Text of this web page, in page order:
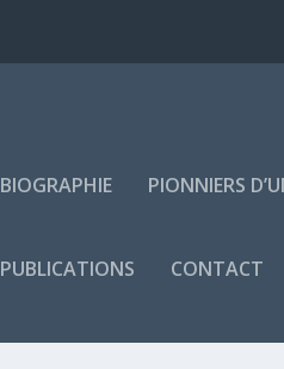
BIOGRAPHIE PIONNIERS
PUBLICATIONS CONTACT